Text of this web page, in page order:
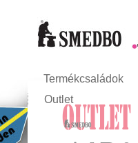
Termékcsaládok
Outlet